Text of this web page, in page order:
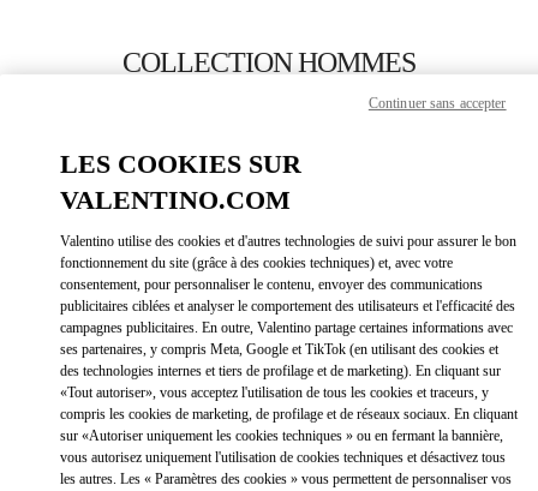
COLLECTION HOMMES
APPELLE MAINTENANT
OBTENIR DES DIRECTIONSLINK
Link Opens in New Tab
LES COOKIES SUR
VALENTINO.COM
Valentino utilise des cookies et d'autres technologies de suivi pour assurer le bon
fonctionnement du site (grâce à des cookies techniques) et, avec votre
consentement, pour personnaliser le contenu, envoyer des communications
publicitaires ciblées et analyser le comportement des utilisateurs et l'efficacité des
campagnes publicitaires. En outre, Valentino partage certaines informations avec
ses partenaires, y compris Meta, Google et TikTok (en utilisant des cookies et
des technologies internes et tiers de profilage et de marketing). En cliquant sur
«Tout autoriser», vous acceptez l'utilisation de tous les cookies et traceurs, y
compris les cookies de marketing, de profilage et de réseaux sociaux. En cliquant
sur «Autoriser uniquement les cookies techniques » ou en fermant la bannière,
vous autorisez uniquement l'utilisation de cookies techniques et désactivez tous
les autres. Les « Paramètres des cookies » vous permettent de personnaliser vos
Continuer sans accepter